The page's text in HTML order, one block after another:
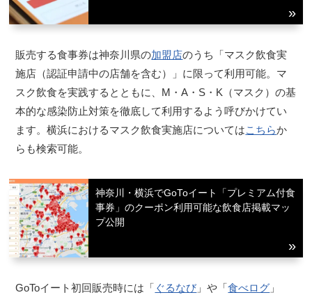
販売する食事券は神奈川県の加盟店のうち「マスク飲食実
施店（認証申請中の店舗を含む）」に限って利用可能。マ
スク飲食を実践するとともに、M・A・S・K（マスク）の基
本的な感染防止対策を徹底して利用するよう呼びかけてい
ます。横浜におけるマスク飲食実施店についてはこちらか
らも検索可能。
神奈川・横浜でGoToイート「プレミアム付食
事券」のクーポン利用可能な飲食店掲載マッ
プ公開
GoToイート初回販売時には「 ぐるなび 」や「食べログ 」